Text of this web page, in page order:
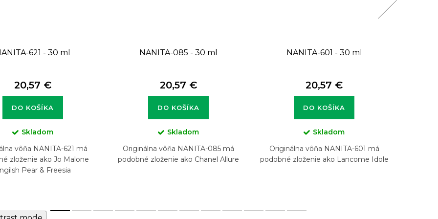
621 - 30 ml
20,57 €
DO KOŠÍKA
Skladom
vôňa NANITA-621 má
zloženie ako Jo Malone
Pear & Freesia
NANITA-085 - 30 ml
20,57 €
DO KOŠÍKA
Skladom
Originálna vôňa NANITA-085 má
podobné zloženie ako Chanel Allure
NANITA-601 - 30 ml
20,57 €
DO KOŠÍKA
Skladom
Originálna vôňa NANITA-601 má
podobné zloženie ako Lancome Idole